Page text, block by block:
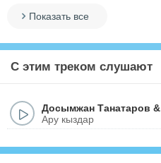
Показать все
С этим треком слушают
Досымжан Танатаров &
Ару кыздар